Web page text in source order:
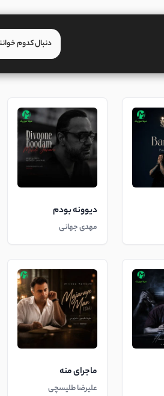
دیوونه بودم
مهدی جهانی
ماجرای منه
علیرضا طلیسچی